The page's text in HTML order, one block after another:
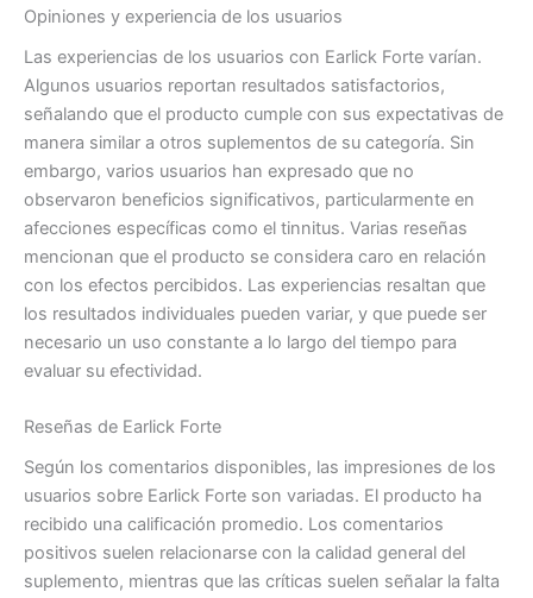
Opiniones y experiencia de los usuarios
Las experiencias de los usuarios con Earlick Forte varían.
Algunos usuarios reportan resultados satisfactorios,
señalando que el producto cumple con sus expectativas de
manera similar a otros suplementos de su categoría. Sin
embargo, varios usuarios han expresado que no
observaron beneficios significativos, particularmente en
afecciones específicas como el tinnitus. Varias reseñas
mencionan que el producto se considera caro en relación
con los efectos percibidos. Las experiencias resaltan que
los resultados individuales pueden variar, y que puede ser
necesario un uso constante a lo largo del tiempo para
evaluar su efectividad.
Reseñas de Earlick Forte
Según los comentarios disponibles, las impresiones de los
usuarios sobre Earlick Forte son variadas. El producto ha
recibido una calificación promedio. Los comentarios
positivos suelen relacionarse con la calidad general del
suplemento, mientras que las críticas suelen señalar la falta